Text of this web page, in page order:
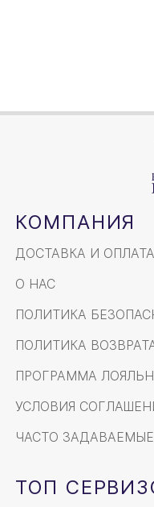
КОМПАНИЯ
ДОСТАВКА И ОПЛАТА
О НАС
ПОЛИТИКА
ПОЛИТИКА
ПРОГРАММА
УСЛОВИЯ
ЧАСТО
ТОП